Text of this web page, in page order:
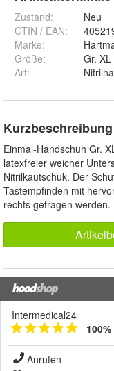
Zustand:
Neu
GTIN / EAN:
Marke:
Größe:
Gr. XL
Art:
Kurzbeschreibung
Einmal-Handschuh Gr.
latexfreier weicher
Nitrilkautschuk. Der
Tastempfinden mit
rechts getragen werden.
Intermedical24
Anrufen